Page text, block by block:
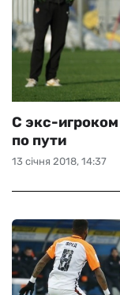
13 січня 2018, 14:37
С экс-
по пути